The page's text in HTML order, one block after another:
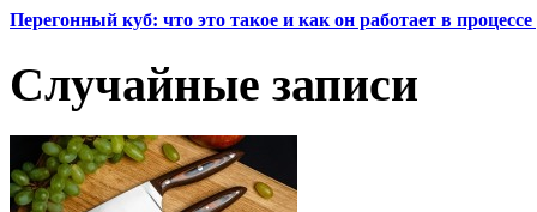
Перегонный куб: что это такое и как он работает в
Случайные записи